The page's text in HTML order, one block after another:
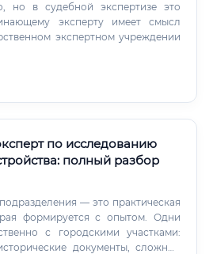
но в судебной экспертизе это
эксперту имеет смысл
экспертном учреждении
по исследованию
полный разбор
— это практическая
формируется с опытом. Одни
с городскими участками:
документы, сложные